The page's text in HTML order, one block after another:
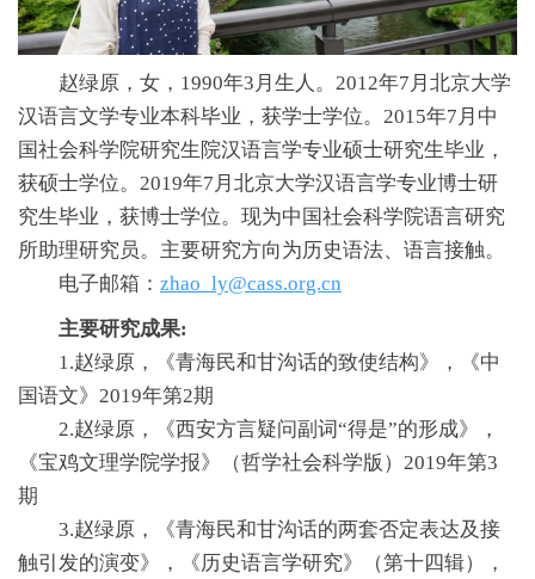
赵绿原，女，1990年3月生人。2012年7月北京大学
汉语言文学专业本科毕业，获学士学位。2015年7月中
国社会科学院研究生院汉语言学专业硕士研究生毕业，
获硕士学位。2019年7月北京大学汉语言学专业博士研
究生毕业，获博士学位。现为中国社会科学院语言研究
所助理研究员。主要研究方向为历史语法、语言接触。
电子邮箱： zhao_ly@cass.org.cn
主要研究成果:
1.赵绿原，《青海民和甘沟话的致使结构》，《中
国语文》2019年第2期
2.赵绿原，《西安方言疑问副词“得是”的形成》，
《宝鸡文理学院学报》（哲学社会科学版）2019年第3
期
3.赵绿原，《青海民和甘沟话的两套否定表达及接
触引发的演变》，《历史语言学研究》（第十四辑），